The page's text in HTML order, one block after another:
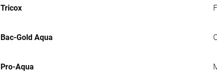
Tricox
Bac-Gold Aqua
Pro-Aqua